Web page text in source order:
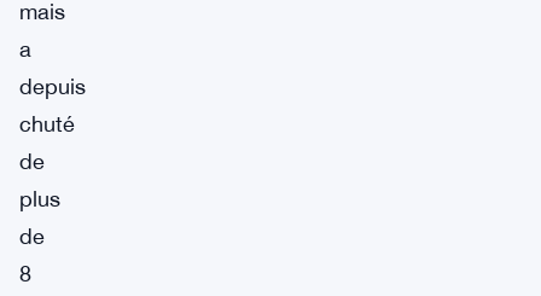
mais
a
depuis
chuté
de
plus
de
8